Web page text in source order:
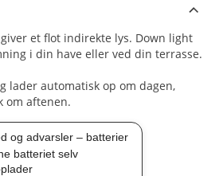
et flot indirekte lys. Down light
i din have eller ved din terrasse.
lader automatisk op om dagen,
om aftenen.
og advarsler – batterier
batteriet selv